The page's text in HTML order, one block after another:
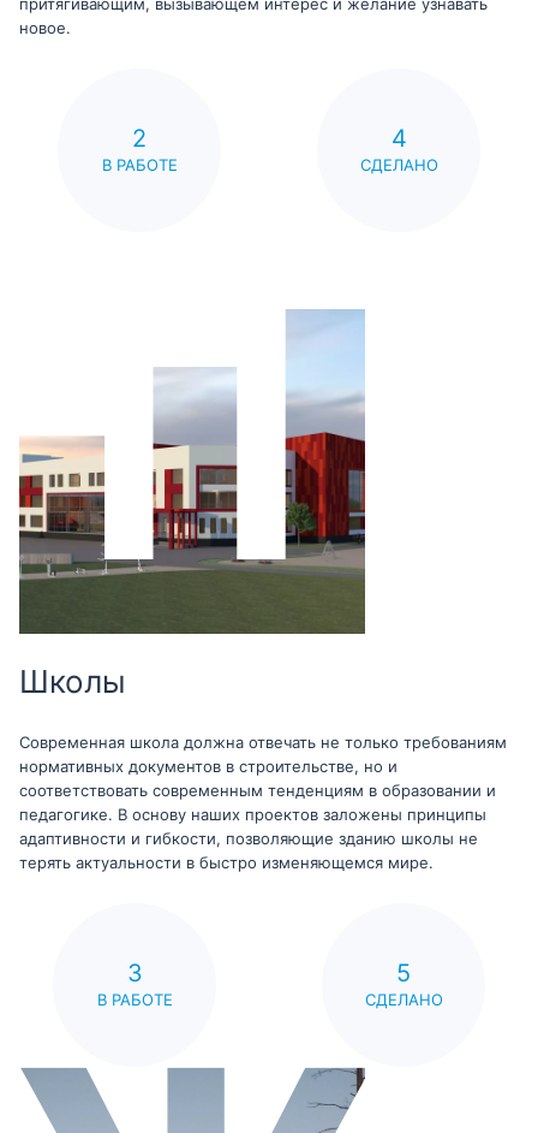
притягивающим, вызывающем интерес и желание узнавать
новое.
2
В РАБОТЕ
4
СДЕЛАНО
Школы
Современная школа должна отвечать не только требованиям
нормативных документов в строительстве, но и
соответствовать современным тенденциям в образовании и
педагогике. В основу наших проектов заложены принципы
адаптивности и гибкости, позволяющие зданию школы не
терять актуальности в быстро изменяющемся мире.
3
В РАБОТЕ
5
СДЕЛАНО